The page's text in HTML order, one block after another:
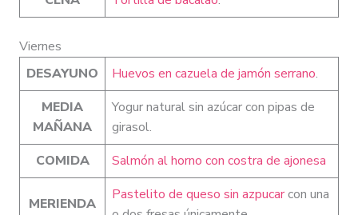
Viernes
DESAYUNO
Huevos en cazuela de jamón serrano.
MEDIA
MAÑANA
Yogur natural sin azúcar con pipas de
girasol.
COMIDA
Salmón al horno con costra de ajonesa
MERIENDA
Pastelito de queso sin azpucarcon una